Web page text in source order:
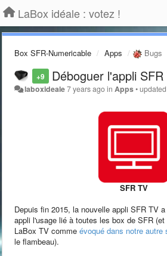
LaBox idéale : votez !
Box SFR-Numericable Apps Bugs
+9 Déboguer l'appli SFR
laboxideale7 years agoin Apps•
SFR TV
Depuis fin 2015, la nouvelle appli SFR TV
appli l'usage lié à toutes les box de SFR
LaBox TV comme évoqué dans notre autre
le flambeau).